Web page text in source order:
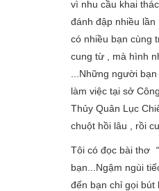
vì nhu cầu khai
đánh đập nhiều
có nhiều bạn cùng
cung từ , mà hình
...Những người
làm việc tại sở
Thủy Quân Lục
chuột hồi lâu , rồi
Tôi có đọc bài thơ
bạn...Ngậm ngùi
đến bạn chỉ gọi bút